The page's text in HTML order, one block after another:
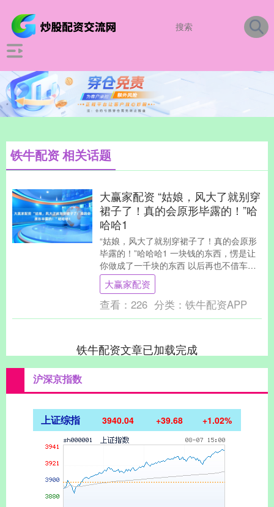
铁牛配资 相关话题
大赢家配资 “姑娘，风大了就别穿
裙子了！真的会原形毕露的！”哈
哈哈1
“姑娘，风大了就别穿裙子了！真的会原形
毕露的！”哈哈哈1 一块钱的东西，愣是让
你做成了一千块的东西 以后再也不借车子
了，哭死我 兄弟，这是你们两个自制的西
瓜头盔....
大赢家配资
查看： 226 分类： 铁牛配资APP
铁牛配资文章已加载完成
沪深京指数
上证综指 3940.04 +39.68 +1.02%